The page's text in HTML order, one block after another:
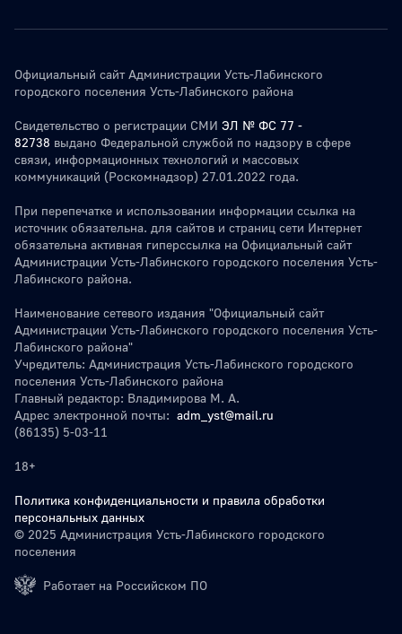
Официальный сайт Администрации Усть-Лабинского
городского поселения Усть-Лабинского района
Свидетельство о регистрации СМИ ЭЛ № ФС 77 -
82738 выдано Федеральной службой по надзору в сфере
связи, информационных технологий и массовых
коммуникаций (Роскомнадзор) 27.01.2022 года.
При перепечатке и использовании информации ссылка на
источник обязательна. для сайтов и страниц сети Интернет
обязательна активная гиперссылка на Официальный сайт
Администрации Усть-Лабинского городского поселения Усть-
Лабинского района.
Наименование сетевого издания "Официальный сайт
Администрации Усть-Лабинского городского поселения Усть-
Лабинского района"
Учредитель: Администрация Усть-Лабинского городского
поселения Усть-Лабинского района
Главный редактор: Владимирова М. А.
Адрес электронной почты: adm_yst@mail.ru
(86135) 5-03-11
18+
Политика конфиденциальности и правила обработки
персональных данных
© 2025 Администрация Усть-Лабинского городского
поселения
Работает на Российском ПО